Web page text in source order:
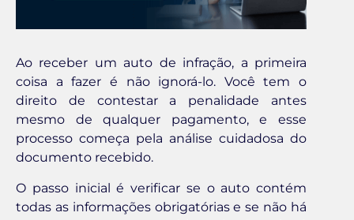
Ao receber um auto de infração, a primeira
coisa a fazer é não ignorá-lo. Você tem o
direito de contestar a penalidade antes
mesmo de qualquer pagamento, e esse
processo começa pela análise cuidadosa do
documento recebido.
O passo inicial é verificar se o auto contém
todas as informações obrigatórias e se não há